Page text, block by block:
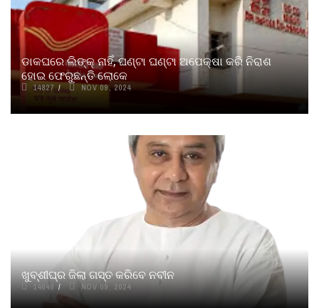
ଡାକଘରେ ଲିଙ୍କ୍‌ ନାହିଁ, ଘଣ୍ଟା ଘଣ୍ଟା ଅପେକ୍ଷା କରି ନିରାଶ
ହୋଇ ଫେରୁଛନ୍ତି ଲୋକେ
14827 NOV 09, 2024
ଖୁବ୍‍ଶୀଘ୍ର ଜିଲା ଗସ୍ତ କରିବେ ନବୀନ
14649 NOV 09, 2024